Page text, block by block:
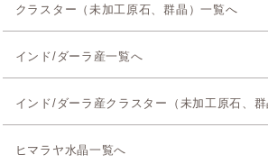
クラスター（未加工原石、群晶）一覧へ
インド/ダーラ産一覧へ
インド/ダーラ産クラスター（未加工原石、
ヒマラヤ水晶一覧へ